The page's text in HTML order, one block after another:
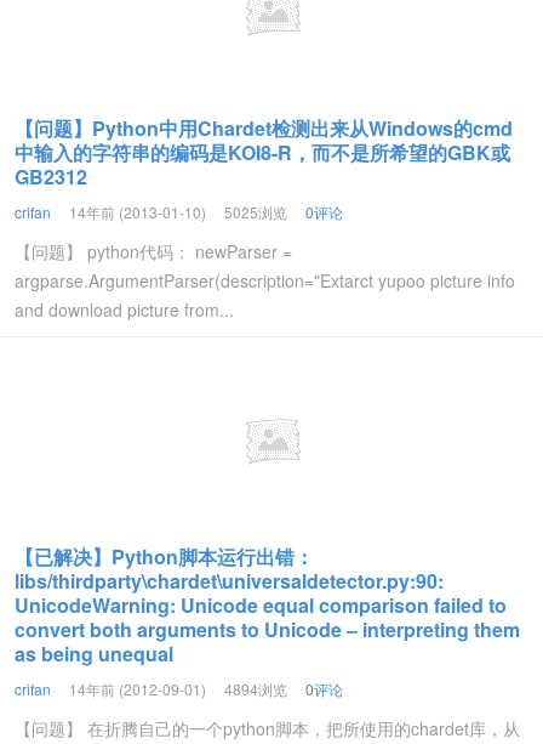
【问题】Python中用Chardet检测出来从Windows的cmd
中输入的字符串的编码是KOI8-R，而不是所希望的GBK或
GB2312
crifan 14年前 (2013-01-10) 5025浏览 0评论
【问题】 python代码： newParser =
argparse.ArgumentParser(description="Extarct yupoo picture info
and download picture from...
【已解决】Python脚本运行出错：
libs/thirdparty\chardet\universaldetector.py:90:
UnicodeWarning: Unicode equal comparison failed to
convert both arguments to Unicode – interpreting them
as being unequal
crifan 14年前 (2012-09-01) 4894浏览 0评论
【问题】 在折腾自己的一个python脚本，把所使用的chardet库，从